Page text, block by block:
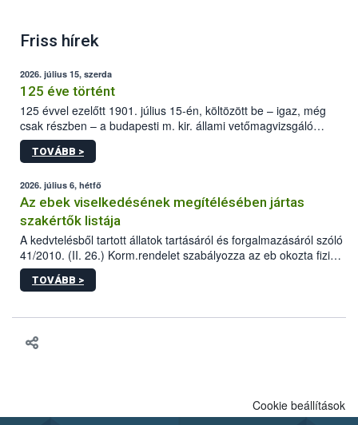
Friss hírek
2026. július 15, szerda
125 éve történt
125 évvel ezelőtt 1901. július 15-én, költözött be – igaz, még
csak részben – a budapesti m. kir. állami vetőmagvizsgáló
állomás a Kis Rókus utca 15. szám alatti, Czigler Győző által
tervezett új épületébe.
TOVÁBB >
2026. július 6, hétfő
Az ebek viselkedésének megítélésében jártas
szakértők listája
A kedvtelésből tartott állatok tartásáról és forgalmazásáról szóló
41/2010. (II. 26.) Korm.rendelet szabályozza az eb okozta fizikai
sérülés, illetve ennek veszélye keletkezésekor felmerülő
hatósági feladatokat, valamint a veszélyes eb tartását és annak
vonni az ebek viselkedésének megítélésében jártas szakértőt.
TOVÁBB >
Cookie beállítások